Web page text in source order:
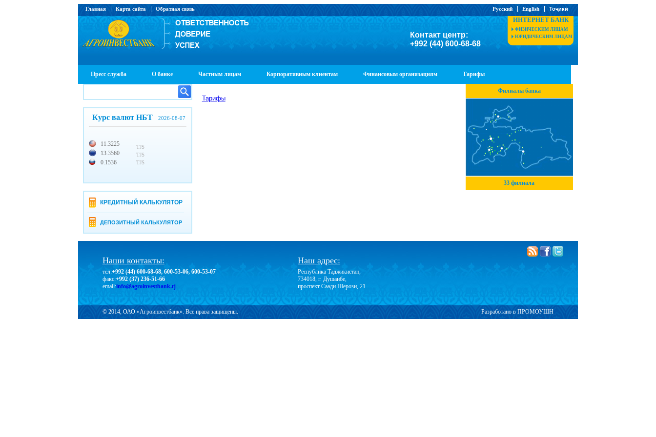
Главная Карта сайта Обратная связь Русский English Тоҷикӣ
Контакт центр:
+992 (44) 600-68-68
ИНТЕРНЕТ БАНК
ФИЗИЧЕСКИМ ЛИЦАМ
ЮРИДИЧЕСКИМ ЛИЦАМ
Пресс служба О банке Частным лицам Корпоративным клиентам Финансовым организациям Тарифы
Курс валют НБТ 2026-08-07
11.3225
13.3560
0.1536
TJS
TJS
TJS
КРЕДИТНЫЙ КАЛЬКУЛЯТОР
ДЕПОЗИТНЫЙ КАЛЬКУЛЯТОР
Тарифы
Филиалы банка
33 филиала
Наши контакты:
тел:+992 (44) 600-68-68, 600-53-06, 600-53-07
факс:+992 (37) 236-51-66
email:info@agroinvestbank.tj
Наш адрес:
Республика Таджикистан,
734018, г. Душанбе,
проспект Саади Шерози, 21
© 2014, ОАО «Агроинвестбанк». Все права защищены. Разработано в ПРОМОУШН